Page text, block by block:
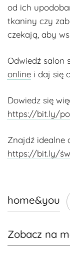
od ich
tkaniny czy
czekają, aby
Odwiedź salon
online i daj się
Dowiedz się
https://bit.ly/
Znajdź idealne
https://bit.ly/
home&you
Zobacz na